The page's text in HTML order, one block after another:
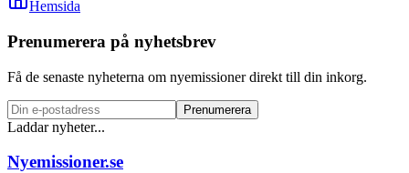
Hemsida
Prenumerera på nyhetsbrev
Få de senaste nyheterna om nyemissioner direkt till din inkorg.
Prenumerera
Laddar nyheter...
Nyemissioner.se